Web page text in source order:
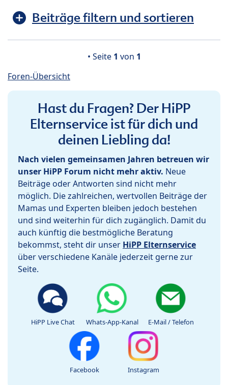
Beiträge filtern und sortieren
• Seite 1 von 1
Foren-Übersicht
Hast du Fragen? Der HiPP
Elternservice ist für dich und
deinen Liebling da!
Nach vielen gemeinsamen Jahren betreuen wir
unser HiPP Forum nicht mehr aktiv. Neue
Beiträge oder Antworten sind nicht mehr
möglich. Die zahlreichen, wertvollen Beiträge der
Mamas und Experten bleiben jedoch bestehen
und sind weiterhin für dich zugänglich. Damit du
auch künftig die bestmögliche Beratung
bekommst, steht dir unser HiPP Elternservice
über verschiedene Kanäle jederzeit gerne zur
Seite.
HiPP Live Chat Whats-App-Kanal E-Mail / Telefon
Facebook Instagram